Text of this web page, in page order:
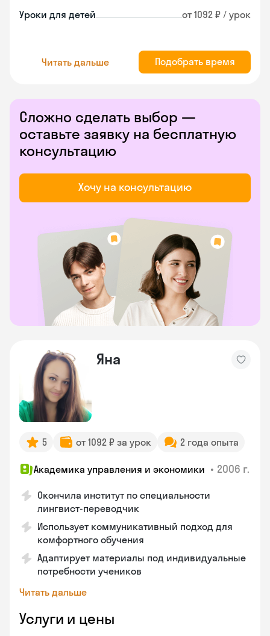
Уроки для детей от 1092 ₽ / урок
Читать дальше Подобрать время
Сложно сделать выбор —
оставьте заявку на бесплатную
консультацию
Хочу на консультацию
Яна
5 от 1092 ₽ за урок 2 года опыта
Академика управления и экономики • 2006 г.
Окончила институт по специальности
лингвист-переводчик
Использует коммуникативный подход для
комфортного обучения
Адаптирует материалы под индивидуальные
потребности учеников
Читать дальше
Услуги и цены